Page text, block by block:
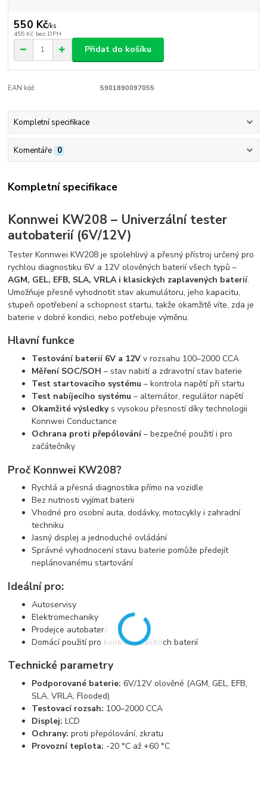
550 Kč/ks
455 Kč bez DPH
Přidat do košíku
EAN kód: 5901890097055
Kompletní specifikace
Komentáře 0
Kompletní specifikace
Konnwei KW208 – Univerzální tester
autobaterií (6V/12V)
Tester Konnwei KW208 je spolehlivý a přesný přístroj určený pro
rychlou diagnostiku 6V a 12V olověných baterií všech typů –
AGM, GEL, EFB, SLA, VRLA i klasických zaplavených baterií.
Umožňuje přesně vyhodnotit stav akumulátoru, jeho kapacitu,
stupeň opotřebení a schopnost startu, takže okamžitě víte, zda je
baterie v dobré kondici, nebo potřebuje výměnu.
Hlavní funkce
Testování baterií 6V a 12V v rozsahu 100–2000 CCA
Měření SOC/SOH – stav nabití a zdravotní stav baterie
Test startovacího systému – kontrola napětí při startu
Test nabíjecího systému – alternátor, regulátor napětí
Okamžité výsledkys vysokou přesností díky technologii
Konnwei Conductance
Ochrana proti přepólování– bezpečné použití i pro
začátečníky
Proč Konnwei KW208?
Rychlá a přesná diagnostika přímo na vozidle
Bez nutnosti vyjímat baterii
Vhodné pro osobní auta, dodávky, motocykly i zahradní
techniku
Jasný displej a jednoduché ovládání
Správné vyhodnocení stavu baterie pomůže předejít
neplánovanému startování
Ideální pro:
Autoservisy
Elektromechaniky
Prodejce autobaterií
Domácí použití pro kontrolu vlastních baterií
Technické parametry
Podporované baterie: 6V/12V olověné (AGM, GEL, EFB,
SLA, VRLA, Flooded)
Testovací rozsah: 100–2000 CCA
Displej: LCD
Ochrany: proti přepólování, zkratu
Provozní teplota: -20 °C až +60 °C